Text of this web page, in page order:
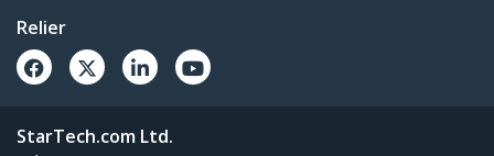
Relier
StarTech.com Ltd.